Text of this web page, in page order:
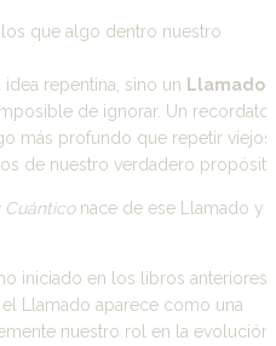
que algo dentro nuestro
idea repentina, sino un Llamado
imposible de ignorar. Un
más profundo que repetir viejos
de nuestro verdadero
Cuántico nace de ese Llamado y
iniciado en los libros anteriores
Llamado aparece como una
nuestro rol en la evolución